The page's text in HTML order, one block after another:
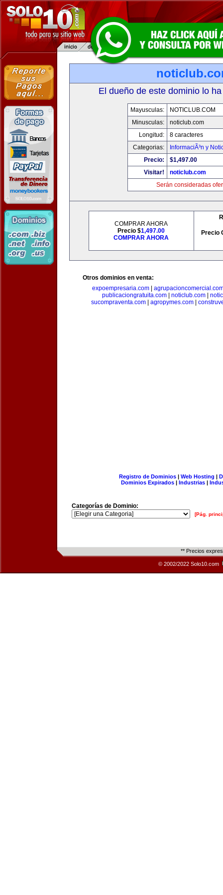
El dueño de este dominio lo
Mayusculas:
NOTICLUB.COM
Minusculas:
noticlub.com
Longitud:
8 caracteres
Categorias:
InformaciÃ³n y
Precio:
$1,497.00
Visitar!
noticlub.com
Serán consideradas
COMPRAR AHORA
Precio $1,497.00
COMPRAR AHORA
Precio
Otros dominios en venta:
expoempresaria.com|
publicaciongratuita.com| noticlub.com|
sucompraventa.com
agropymes.com
Registro de Dominios| Web Hosting |
Dominios Expirados | Industrias |
Categorías de Dominio:
[Pág.
** Precios
© 2002/2022 Solo10.com